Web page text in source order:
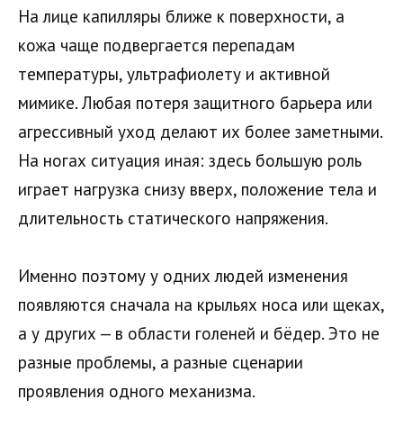
На лице капилляры ближе к поверхности, а
кожа чаще подвергается перепадам
температуры, ультрафиолету и активной
мимике. Любая потеря защитного барьера или
агрессивный уход делают их более заметными.
На ногах ситуация иная: здесь большую роль
играет нагрузка снизу вверх, положение тела и
длительность статического напряжения.
Именно поэтому у одних людей изменения
появляются сначала на крыльях носа или щеках,
а у других — в области голеней и бёдер. Это не
разные проблемы, а разные сценарии
проявления одного механизма.